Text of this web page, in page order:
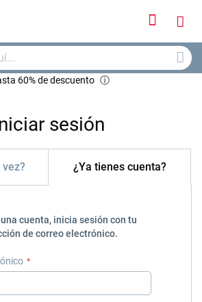
Iniciar
60% de descuento ⓘ
sesión
¿Ya tienes cuenta?
cuenta, inicia sesión con tu
de correo electrónico.